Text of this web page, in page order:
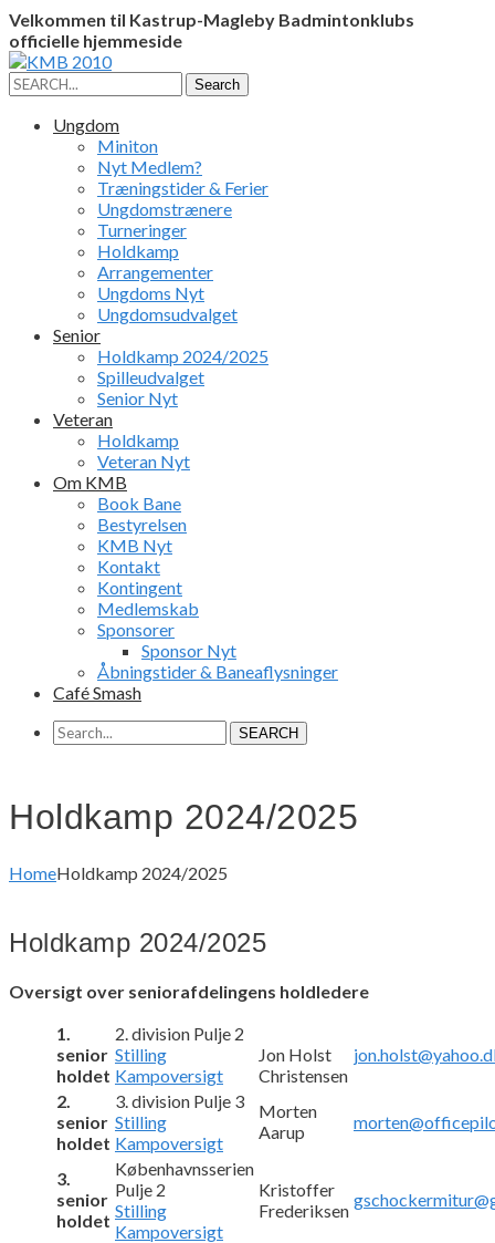
Velkommen til Kastrup-Magleby Badmintonklubs
officielle hjemmeside
Facebook
Profile
Instagram
Profile
Search
for:
Search
Ungdom
Miniton
Nyt Medlem?
Træningstider & Ferier
Ungdomstrænere
Turneringer
Holdkamp
Arrangementer
Ungdoms Nyt
Ungdomsudvalget
Senior
Holdkamp 2024/2025
Spilleudvalget
Senior Nyt
Veteran
Holdkamp
Veteran Nyt
Om KMB
Book Bane
Bestyrelsen
KMB Nyt
Kontakt
Kontingent
Medlemskab
Sponsorer
Sponsor Nyt
Åbningstider & Baneaflysninger
Café Smash
SEARCH
Holdkamp 2024/2025
HomeHoldkamp 2024/2025
Holdkamp 2024/2025
Oversigt over seniorafdelingens holdledere
1.
senior
holdet
2. division Pulje 2
Stilling
Kampoversigt
Jon Holst
Christensen
2.
senior
holdet
3. division Pulje 3
Stilling
Kampoversigt
Morten
Aarup
3.
senior
holdet
Københavnsserien
Pulje 2
Stilling
Kampoversigt
Kristoffer
Frederiksen